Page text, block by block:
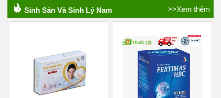
Sinh Sản Và Sinh Lý Nam >>Xem thêm